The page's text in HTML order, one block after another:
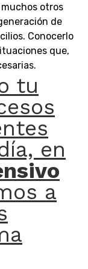
muchos otros
de
Conocerlo
que,
tu
en
a